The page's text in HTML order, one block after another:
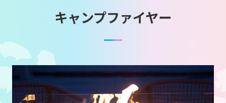
キャンプファイヤー